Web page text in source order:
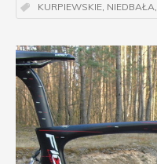
KURPIEWSKIE, NIEDBAŁA,